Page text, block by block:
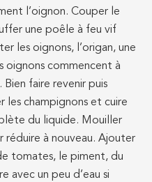
l’oignon. Couper le
une poêle à feu vif
les oignons, l’origan, une
oignons commencent à
faire revenir puis
les champignons et cuire
du liquide. Mouiller
réduire à nouveau. Ajouter
tomates, le piment, du
avec un peu d’eau si